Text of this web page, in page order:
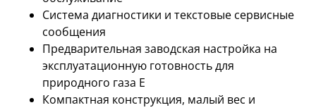
Система диагностики и текстовые сервисные
сообщения
Предварительная заводская настройка на
эксплуатационную готовность для
природного газа Е
Компактная конструкция, малый вес и